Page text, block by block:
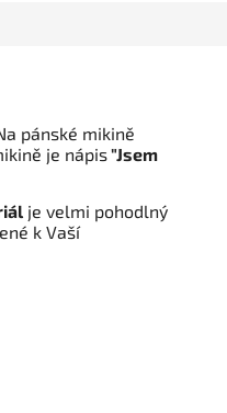
pánské mikině
je nápis"Jsem
je velmi pohodlný
k Vaší